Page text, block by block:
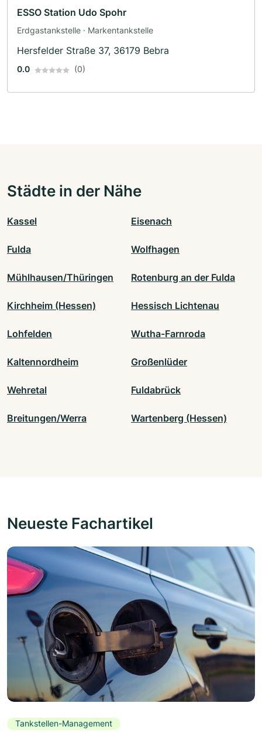
ESSO Station Udo Spohr
Erdgastankstelle · Markentankstelle
Hersfelder Straße 37, 36179 Bebra
0.0 (0)
Städte in der Nähe
Kassel Eisenach
Fulda Wolfhagen
Mühlhausen/Thüringen Rotenburg an der Fulda
Kirchheim (Hessen) Hessisch Lichtenau
Lohfelden Wutha-Farnroda
Kaltennordheim Großenlüder
Wehretal Fuldabrück
Breitungen/Werra Wartenberg (Hessen)
Neueste Fachartikel
Tankstellen-Management